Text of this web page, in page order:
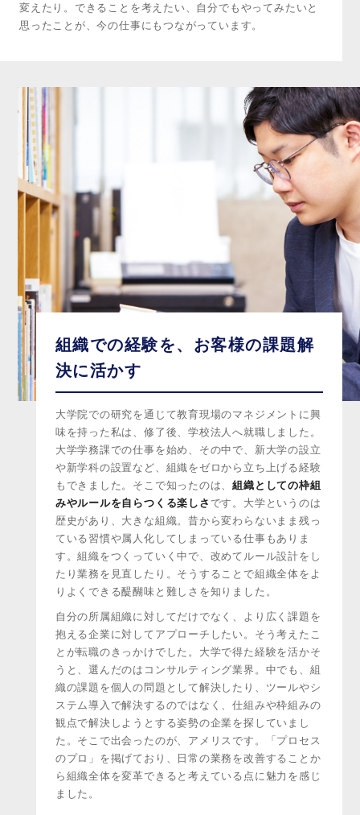
変えたり。できることを考えたい、自分でもやってみたいと
思ったことが、今の仕事にもつながっています。
組織での経験を、お客様の課題解
決に活かす
大学院での研究を通じて教育現場のマネジメントに興
味を持った私は、修了後、学校法人へ就職しました。
大学学務課での仕事を始め、その中で、新大学の設立
や新学科の設置など、組織をゼロから立ち上げる経験
もできました。そこで知ったのは、組織としての枠組
みやルールを自らつくる楽しさ です。大学というのは
歴史があり、大きな組織。昔から変わらないまま残っ
ている習慣や属人化してしまっている仕事もありま
す。組織をつくっていく中で、改めてルール設計をし
たり業務を見直したり。そうすることで組織全体をよ
りよくできる醍醐味と難しさを知りました。
自分の所属組織に対してだけでなく、より広く課題を
抱える企業に対してアプローチしたい。そう考えたこ
とが転職のきっかけでした。大学で得た経験を活かそ
うと、選んだのはコンサルティング業界。中でも、組
織の課題を個人の問題として解決したり、ツールやシ
ステム導入で解決するのではなく、仕組みや枠組みの
観点で解決しようとする姿勢の企業を探していまし
た。そこで出会ったのが、アメリスです。「プロセス
のプロ」を掲げており、日常の業務を改善することか
ら組織全体を変革できると考えている点に魅力を感じ
ました。